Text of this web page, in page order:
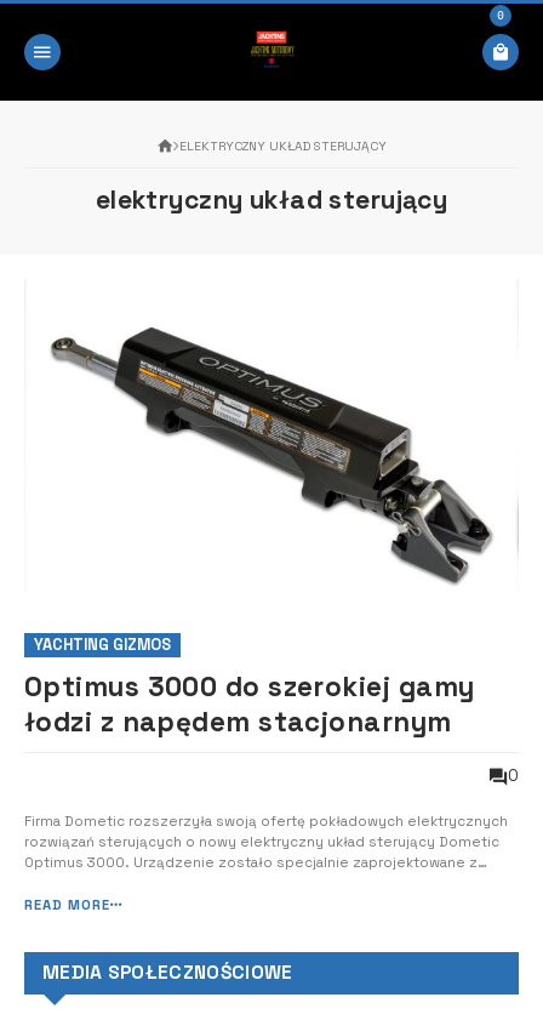
0
ELEKTRYCZNY UKŁAD STERUJĄCY
elektryczny układ sterujący
YACHTING GIZMOS
Optimus 3000 do szerokiej gamy
łodzi z napędem stacjonarnym
0
Firma Dometic rozszerzyła swoją ofertę pokładowych elektrycznych
rozwiązań sterujących o nowy elektryczny układ sterujący Dometic
Optimus 3000. Urządzenie zostało specjalnie zaprojektowane z
łodzi stacjonarnych o długości do 40 stóp. Wprowadzanie na rynek
READ MORE
MEDIA SPOŁECZNOŚCIOWE